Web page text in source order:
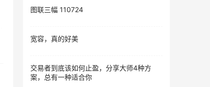
图联三幅 110724
宽容，真的好美
交易者到底该如何止盈，分享大师4种方
案，总有一种适合你